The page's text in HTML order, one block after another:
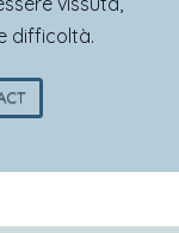
difficoltà.